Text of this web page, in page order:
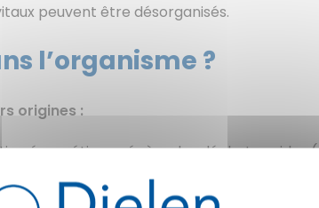
peuvent être désorganisés.
l’organisme ?
origines :
énergétique génère des déchets acides
acides ou basiques après digestion